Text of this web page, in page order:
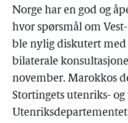
Norge har en god og
hvor spørsmål om
ble nylig diskutert
bilaterale
november. Marokkos
Stortingets utenriks-